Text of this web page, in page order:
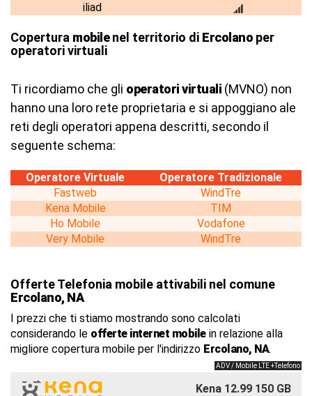
iliad
Copertura mobilenel territorio di Ercolano per
operatori virtuali
Ti ricordiamo che gli operatori virtuali (MVNO) non
hanno una loro rete proprietaria e si appoggiano ale
reti degli operatori appena descritti, secondo il
seguente schema:
Operatore Virtuale
Operatore Tradizionale
Fastweb
WindTre
Kena Mobile
TIM
Ho Mobile
Vodafone
Very Mobile
WindTre
Offerte Telefonia mobile attivabili nel comune
Ercolano, NA
I prezzi che ti stiamo mostrando sono calcolati
considerando le offerte internet mobilein relazione alla
migliore copertura mobile per l'indirizzo Ercolano, NA.
ADV / Mobile LTE +Telefono
Kena 12.99 150 GB